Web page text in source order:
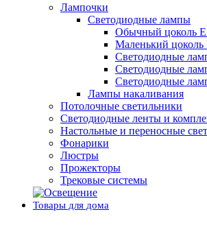
Лампочки
Светодиодные лампы
Обычный цоколь
Маленький цоколь
Светодиодные
Светодиодные
Светодиодные
Лампы накаливания
Потолочные светильники
Светодиодные ленты и
Настольные и переносные
Фонарики
Люстры
Прожекторы
Трековые системы
Товары для дома